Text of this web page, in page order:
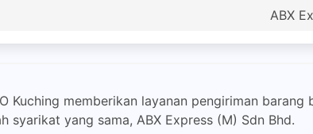
ABX
Kuching memberikan layanan pengiriman
syarikat yang sama, ABX Express (M) Sdn Bhd.